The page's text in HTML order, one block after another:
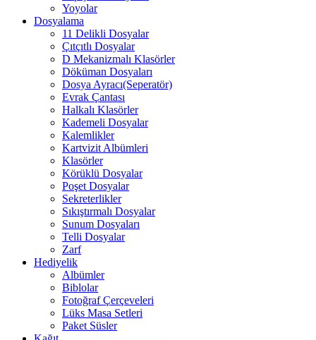
Yoyolar
Dosyalama
11 Delikli Dosyalar
Çıtçıtlı Dosyalar
D Mekanizmalı Klasörler
Döküman Dosyaları
Dosya Ayracı(Seperatör)
Evrak Çantası
Halkalı Klasörler
Kademeli Dosyalar
Kalemlikler
Kartvizit Albümleri
Klasörler
Körüklü Dosyalar
Poşet Dosyalar
Sekreterlikler
Sıkıştırmalı Dosyalar
Sunum Dosyaları
Telli Dosyalar
Zarf
Hediyelik
Albümler
Biblolar
Fotoğraf Çerçeveleri
Lüks Masa Setleri
Paket Süsler